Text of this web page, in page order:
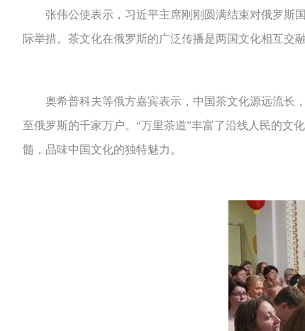
张伟公使表示，习近平主席刚刚圆满结束对俄罗斯国
际举措。茶文化在俄罗斯的广泛传播是两国文化相互交
奥希普科夫等俄方嘉宾表示，中国茶文化源远流长，
至俄罗斯的千家万户。“万里茶道”丰富了沿线人民的文
髓，品味中国文化的独特魅力。